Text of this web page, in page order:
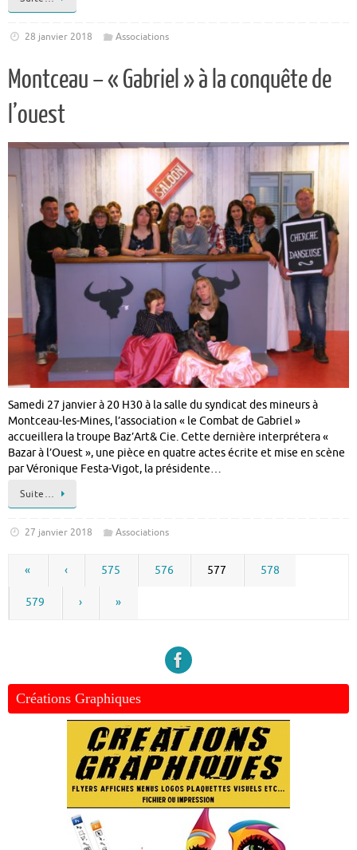
28 janvier 2018 Associations
Montceau – « Gabriel » à la conquête de
l’ouest
Samedi 27 janvier à 20 H30 à la salle du syndicat des mineurs à
Montceau-les-Mines, l’association « le Combat de Gabriel »
accueillera la troupe Baz’Art& Cie. Cette dernière interprétera «
Bazar à l’Ouest », une pièce en quatre actes écrite et mise en scène
par Véronique Festa-Vigot, la présidente…
Suite…
27 janvier 2018 Associations
« ‹ 575 576 577 578
579 › »
Créations Graphiques